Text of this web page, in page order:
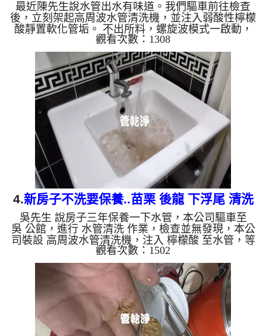
清洗
最近陳先生說水管出水有味道。我們驅車前往檢查
後，立刻架起高周波水管清洗機，並注入弱酸性檸檬
酸靜置軟化管垢。 不出所料，螺旋波模式一啟動，
就噴出一顆顆異物，髒水瞬間變成的「泡沫牛奶」！
這就是長年累積在管壁的泥沙與鐵鏽。經過兩個小時
的努力，水終於轉為乾淨，出水量也變大了。 為什
麼水管需要定期「大掃除」？ 管壁髒汙靠一般水壓
難以清除，不同的水質也會產生不同的「色彩反
應」： 咖啡色（鐵鏽/泥沙）： 常見於自來水管線老
化。 石油黑（氧化錳）： 抽取地下水常見的黑色管
垢。 ...
觀看次數：1308
4.新房子不洗要保養..苗栗 後龍 下浮尾 清洗
水管
吳先生 說房子三年保養一下水管，本公司驅車至
吳 公館，進行 水管清洗 作業，檢查並無發現，本公
司裝設 高周波水管清洗機，注入 檸檬酸 至水管，等
了約15分，開啟 水管清洗機 ，啟動 螺旋波 模式，一
洗水管就流出白色泡沫水，突然噴出不少異物，兩個
多小時後，出水變乾淨出水量也變大了。 如是自來
水，如水管老化，會產生鐵鏽跟泥沙堆積，洗出來的
水就會是咖啡色，地下水含有氧化錳，管壁上會結成
黑色管垢，洗出來的水會跟石油一樣黑，有些洗出綠
色的水，是因為裡面有銅的物質，生鏽產生銅綠，如
是藍色的水，是因為...
觀看次數：1502